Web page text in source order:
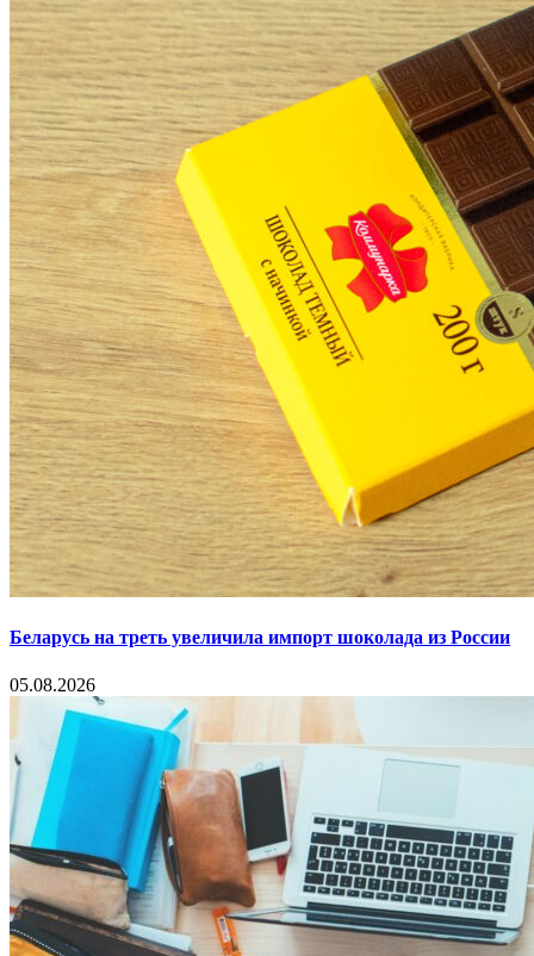
Беларусь на треть увеличила импорт шоколада из России
05.08.2026